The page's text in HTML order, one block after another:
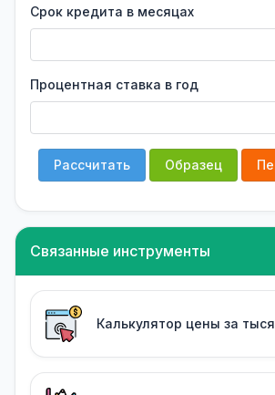
Срок кредита в месяцах
Процентная ставка в год
Рассчитать Образец
Связанные инструменты
Калькулятор цены за